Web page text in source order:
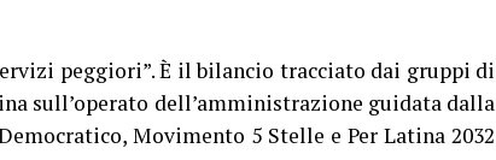
peggiori”. È il bilancio tracciato dai gruppi di
sull’operato dell’amministrazione guidata dalla
Movimento 5 Stelle e Per Latina 2032